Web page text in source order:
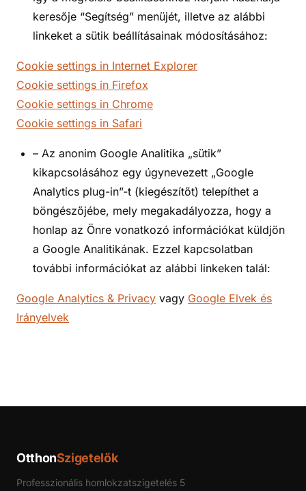
keresője “Segítség” menüjét, illetve az alábbi
linkeket a sütik beállításainak módosításához:
Cookie settings in Internet Explorer
Cookie settings in Firefox
Cookie settings in Chrome
Cookie settings in Safari
– Az anonim Google Analitika „sütik”
kikapcsolásához egy úgynevezett „Google
Analytics plug-in”-t (kiegészítőt) telepíthet a
böngészőjébe, mely megakadályozza, hogy a
honlap az Önre vonatkozó információkat küldjön
a Google Analitikának. Ezzel kapcsolatban
további információkat az alábbi linkeken talál:
Google Analytics & Privacy vagy Google Elvek és
Irányelvek
OtthonSzigetelők
Professzionális homlokzatszigetelés 5